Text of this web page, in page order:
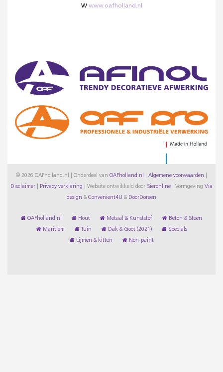
W www.oafholland.nl
© 2026 OAFholland.nl | Onderdeel van OAFholland.nl Algemene voorwaarden
Disclaimer Privacy verklaring Website ontwikkeld door Sieronline Vormgeving Via
design & Convenient4U & DoorDoreen
OAFholland.nl Hout Metaal & Kunststof Beton & Steen
Maritiem Tuin Dak & Goot (2021) Specials
Lijmen & kitten Non-paint